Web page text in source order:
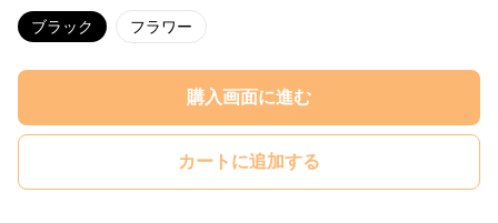
ブラック フラワー
購入画面に進む
カートに追加する